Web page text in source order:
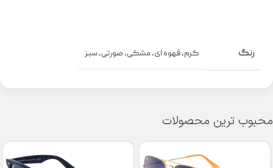
رنگ کرم,قهوه ای,مشکی, صورتی, سبز
محبوب ترین محصولات